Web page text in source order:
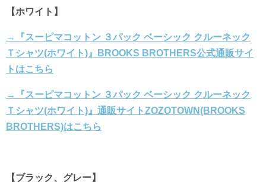
【ホワイト】
→『スーピマコットン ３パック ベーシック クルーネック
Ｔシャツ(ホワイト)』BROOKS BROTHERS公式通販サイ
トはこちら
→『スーピマコットン ３パック ベーシック クルーネック
Ｔシャツ(ホワイト)』通販サイトZOZOTOWN(BROOKS
BROTHERS)はこちら
【ブラック、グレー】